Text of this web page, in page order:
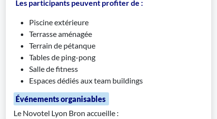
Les participants peuvent profiter de :
Piscine extérieure
Terrasse aménagée
Terrain de pétanque
Tables de ping-pong
Salle de fitness
Espaces dédiés aux team buildings
Événements organisables
Le Novotel Lyon Bron accueille :